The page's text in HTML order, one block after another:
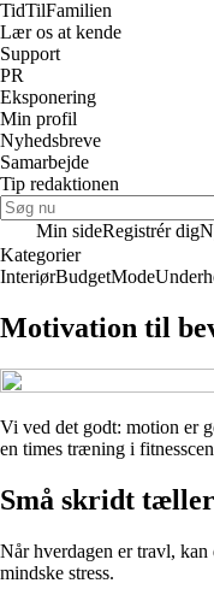
TidTilFamilien
Lær os at kende
Support
PR
Eksponering
Min profil
Nyhedsbreve
Samarbejde
Tip redaktionen
Min sideRegistrér dig
Kategorier
InteriørBudgetMode
Motivation til
Vi ved det godt: motion er
en times træning i
Små skridt tæller
Når hverdagen er travl,
mindske stress.